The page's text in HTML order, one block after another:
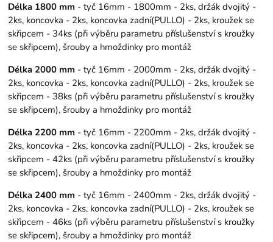
Délka 1800 mm - tyč 16mm - 1800mm - 2ks, držák dvojitý -
2ks, koncovka - 2ks, koncovka zadní(PULLO) - 2ks, kroužek se
skřipcem - 34ks (při výběru parametru příslušenství s kroužky
se skřipcem), šrouby a hmoždinky pro montáž
Délka 2000 mm - tyč 16mm - 2000mm - 2ks, držák dvojitý -
2ks, koncovka - 2ks, koncovka zadní(PULLO) - 2ks, kroužek se
skřipcem - 38ks (při výběru parametru příslušenství s kroužky
se skřipcem), šrouby a hmoždinky pro montáž
Délka 2200 mm - tyč 16mm - 2200mm - 2ks, držák dvojitý -
2ks, koncovka - 2ks, koncovka zadní(PULLO) - 2ks, kroužek se
skřipcem - 42ks (při výběru parametru příslušenství s kroužky
se skřipcem), šrouby a hmoždinky pro montáž
Délka 2400 mm - tyč 16mm - 2400mm - 2ks, držák dvojitý -
2ks, koncovka - 2ks, koncovka zadní(PULLO) - 2ks, kroužek se
skřipcem - 46ks (při výběru parametru příslušenství s kroužky
se skřipcem), šrouby a hmoždinky pro montáž